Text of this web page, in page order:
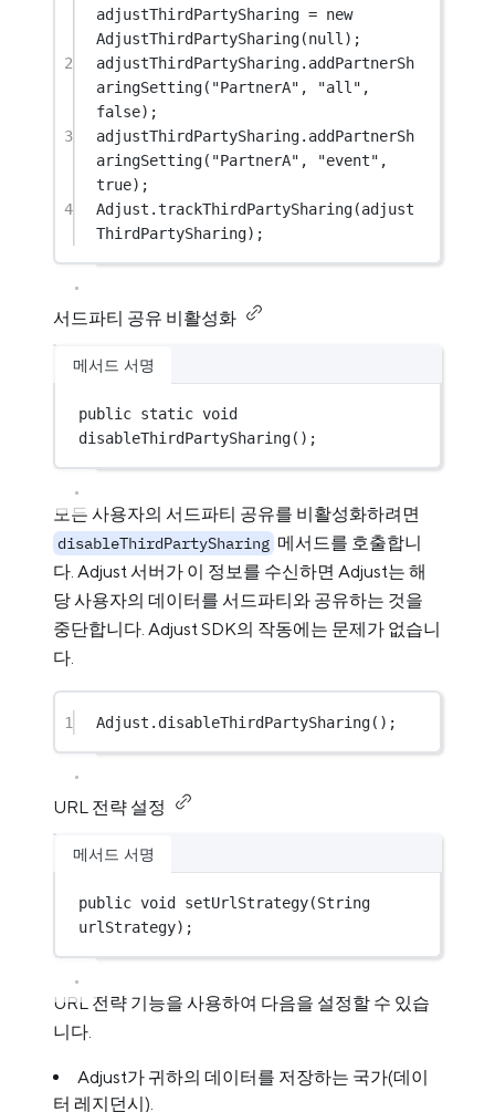
adjustThirdPartySharing = new
AdjustThirdPartySharing(null );
2
adjustThirdPartySharing. addPartnerSh
aringSetting( "PartnerA" , "all"
false);
3
adjustThirdPartySharing. addPartnerSh
aringSetting( "PartnerA" , "event"
true);
4
Adjust.trackThirdPartySharing(adjust
ThirdPartySharing);
서드파티 공유 비활성화
메서드 서명
public static void
disableThirdPartySharing();
모든 사용자의 서드파티 공유를 비활성화하려면
disableThirdPartySharing 메서드를 호출합니
다. Adjust 서버가 이 정보를 수신하면 Adjust는 해
당 사용자의 데이터를 서드파티와 공유하는 것을
중단합니다. Adjust SDK의 작동에는 문제가 없습니
다.
1 Adjust. disableThirdPartySharing();
URL 전략 설정
메서드 서명
public void setUrlStrategy(String
urlStrategy);
URL 전략 기능을 사용하여 다음을 설정할 수 있습
니다.
Adjust가 귀하의 데이터를 저장하는 국가(데이
터 레지던시).